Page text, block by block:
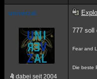
univerzal
dabei seit 2004
777 soll
Fear and
Die beste